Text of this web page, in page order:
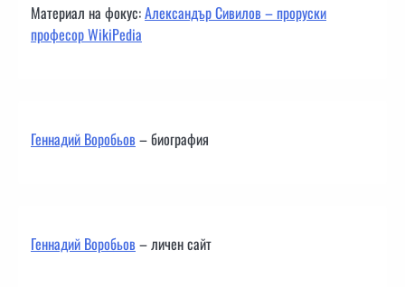
Материал на фокус:Александър Сивилов – проруски
професор WikiPedia
Геннадий Воробьов– биография
Геннадий Воробьов– личен сайт